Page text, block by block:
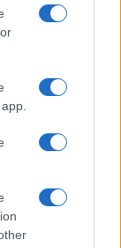
Base: